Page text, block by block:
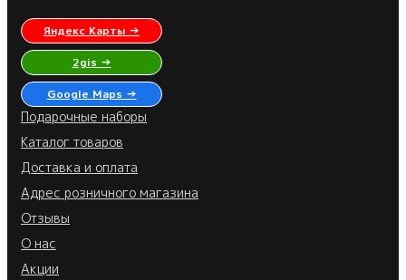
Яндекс Карты →
2gis →
Google Maps →
Подарочные наборы
Каталог товаров
Доставка и оплата
Адрес розничного магазина
Отзывы
О нас
Акции